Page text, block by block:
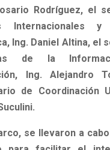
Rodríguez, el
Internacionales y
Ing. Daniel Altina, el
de la
Ing. Alejandro
de Coordinación
se llevaron a